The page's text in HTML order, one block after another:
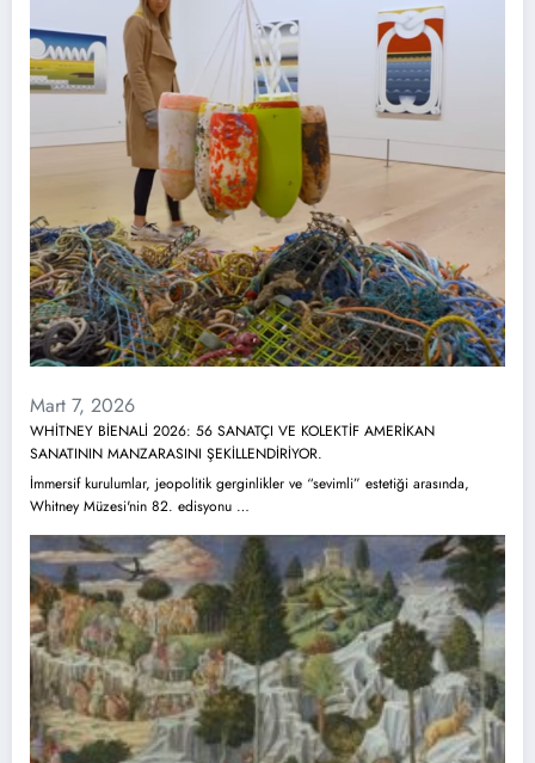
Mart 7, 2026
WHİTNEY BİENALİ 2026: 56 SANATÇI VE KOLEKTİF AMERİKAN
SANATININ MANZARASINI ŞEKİLLENDİRİYOR.
İmmersif kurulumlar, jeopolitik gerginlikler ve “sevimli” estetiği arasında,
Whitney Müzesi'nin 82. edisyonu …